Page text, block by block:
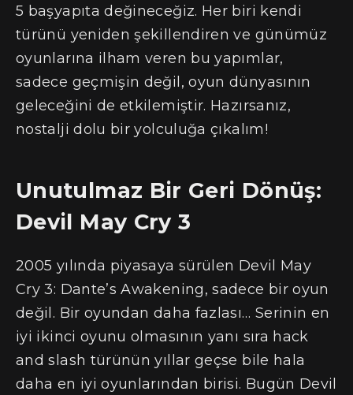
5 başyapıta değineceğiz. Her biri kendi
türünü yeniden şekillendiren ve günümüz
oyunlarına ilham veren bu yapımlar,
sadece geçmişin değil, oyun dünyasının
geleceğini de etkilemiştir. Hazırsanız,
nostalji dolu bir yolculuğa çıkalım!
Unutulmaz Bir Geri Dönüş:
Devil May Cry 3
2005 yılında piyasaya sürülen Devil May
Cry 3: Dante’s Awakening, sadece bir oyun
değil. Bir oyundan daha fazlası… Serinin en
iyi ikinci oyunu olmasının yanı sıra hack
and slash türünün yıllar geçse bile hala
daha en iyi oyunlarından birisi. Bugün Devil